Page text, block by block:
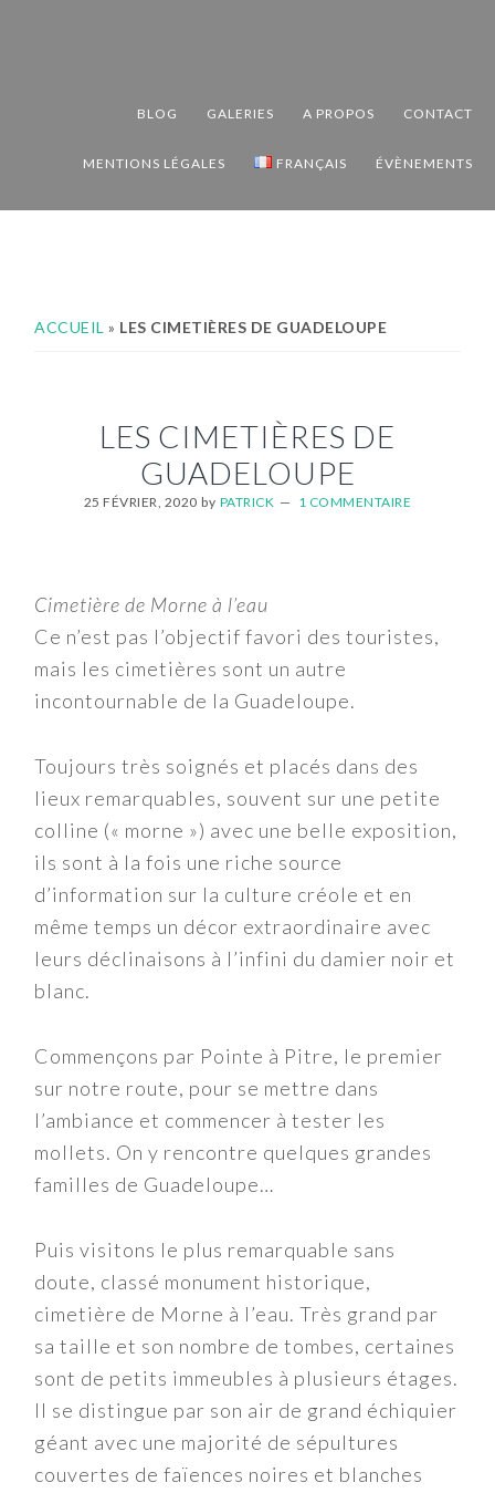
BLOG GALERIES A PROPOS CONTACT
MENTIONS LÉGALES FRANÇAIS ÉVÈNEMENTS
ACCUEIL » LES CIMETIÈRES DE GUADELOUPE
LES CIMETIÈRES DE
GUADELOUPE
25 FÉVRIER, 2020 by PATRICK 1 COMMENTAIRE
Cimetière de Morne à l’eau
Ce n’est pas l’objectif favori des touristes,
mais les cimetières sont un autre
incontournable de la Guadeloupe.
Toujours très soignés et placés dans des
lieux remarquables, souvent sur une petite
colline (« morne ») avec une belle exposition,
ils sont à la fois une riche source
d’information sur la culture créole et en
même temps un décor extraordinaire avec
leurs déclinaisons à l’infini du damier noir et
blanc.
Commençons par Pointe à Pitre, le premier
sur notre route, pour se mettre dans
l’ambiance et commencer à tester les
mollets. On y rencontre quelques grandes
familles de Guadeloupe…
Puis visitons le plus remarquable sans
doute, classé monument historique,
cimetière de Morne à l’eau. Très grand par
sa taille et son nombre de tombes, certaines
sont de petits immeubles à plusieurs étages.
Il se distingue par son air de grand échiquier
géant avec une majorité de sépultures
couvertes de faïences noires et blanches